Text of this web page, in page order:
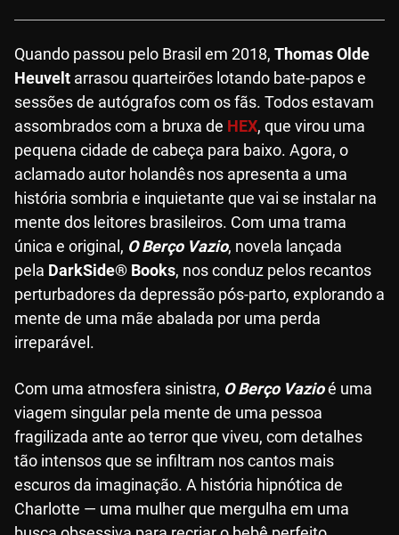
Quando passou pelo Brasil em 2018, Thomas Olde
Heuvelt arrasou quarteirões lotando bate-papos e
sessões de autógrafos com os fãs. Todos estavam
assombrados com a bruxa de HEX, que virou uma
pequena cidade de cabeça para baixo. Agora, o
aclamado autor holandês nos apresenta a uma
história sombria e inquietante que vai se instalar na
mente dos leitores brasileiros. Com uma trama
única e original, O Berço Vazio, novela lançada
pela DarkSide® Books, nos conduz pelos recantos
perturbadores da depressão pós-parto, explorando a
mente de uma mãe abalada por uma perda
irreparável.
Com uma atmosfera sinistra, O Berço Vazioé uma
viagem singular pela mente de uma pessoa
fragilizada ante ao terror que viveu, com detalhes
tão intensos que se infiltram nos cantos mais
escuros da imaginação. A história hipnótica de
Charlotte — uma mulher que mergulha em uma